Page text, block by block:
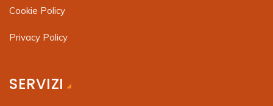
Cookie Policy
Privacy Policy
SERVIZI